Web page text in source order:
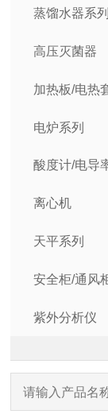
蒸馏水器系列
高压灭菌器
加热板/电热
电炉系列
酸度计/电导
离心机
天平系列
安全柜/通风
紫外分析仪